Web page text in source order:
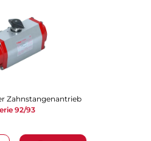
Zahnstangenantrieb
92/93